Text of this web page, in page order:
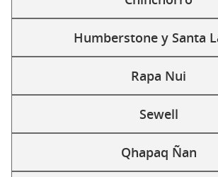
Humberstone y Santa
Rapa Nui
Sewell
Qhapaq Ñan